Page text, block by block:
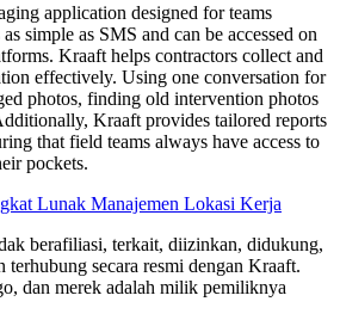
application designed for teams
simple as SMS and can be accessed on
Kraaft helps contractors collect and
effectively. Using one conversation for
photos, finding old intervention photos
Kraaft provides tailored reports
that field teams always have access to
pockets.
Lunak Manajemen Lokasi Kerja
berafiliasi, terkait, diizinkan, didukung,
terhubung secara resmi dengan Kraaft.
dan merek adalah milik pemiliknya